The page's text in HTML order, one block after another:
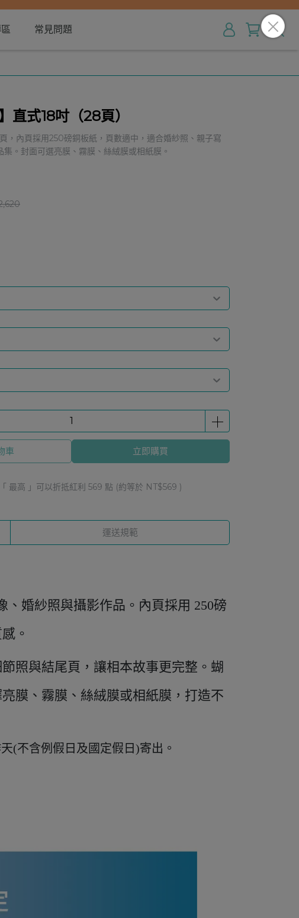
常見問題
直式18吋（28頁）
，內頁採用250磅銅板紙，頁數適中，適合婚紗照、親子寫
。封面可選亮膜、霧膜、絲絨膜或相紙膜。
車 立即購買
最高 」可以折抵紅利 569 點 (約等於 NT$569 )
運送規範
、婚紗照與攝影作品。內頁採用 250磅
。
照與結尾頁，讓相本故事更完整。蝴
膜、霧膜、絲絨膜或相紙膜，打造不
(不含例假日及國定假日)寄出 。